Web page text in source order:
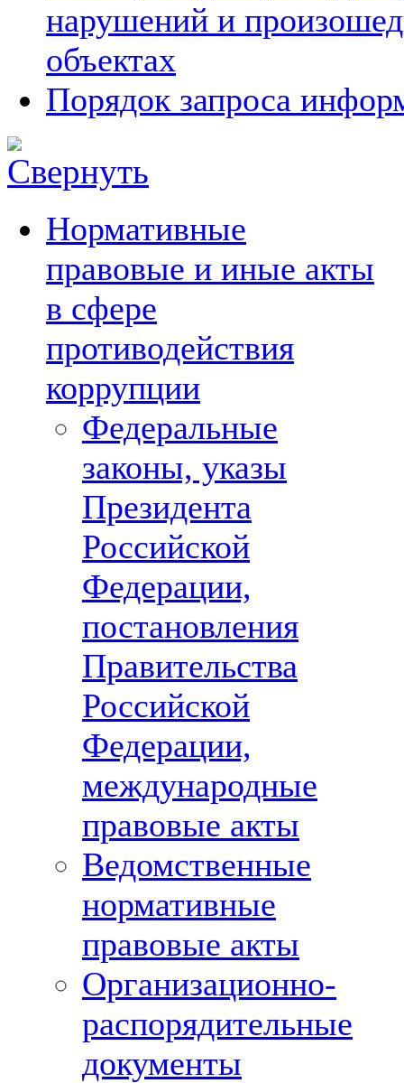
нарушений и
объектах
Порядок запроса
Нормативные
правовые и иные акты
в сфере
противодействия
коррупции
Федеральные
законы, указы
Президента
Российской
Федерации,
постановления
Правительства
Российской
Федерации,
международные
правовые акты
Ведомственные
нормативные
правовые акты
Организационно-
распорядительные
документы